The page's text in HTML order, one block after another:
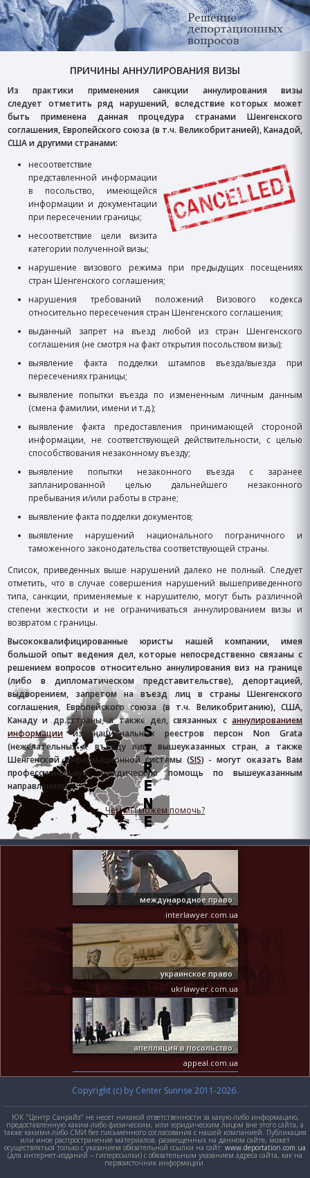
ПРИЧИНЫ АННУЛИРОВАНИЯ ВИЗЫ
Из практики применения санкции аннулирования визы
следует отметить ряд нарушений, вследствие которых может
быть применена данная процедура странами Шенгенского
соглашения, Европейского союза (в т.ч. Великобританией), Канадой,
США и другими странами:
несоответствие
представленной информации
в посольство, имеющейся
информации и документации
при пересечении границы;
несоответствие цели визита
категории полученной визы;
нарушение визового режима при предыдущих посещениях
стран Шенгенского соглашения;
нарушения требований положений Визового кодекса
относительно пересечения стран Шенгенского соглашения;
выданный запрет на въезд любой из стран Шенгенского
соглашения (не смотря на факт открытия посольством визы);
выявление факта подделки штампов въезда/выезда при
пересечениях границы;
выявление попытки въезда по измененным личным данным
(смена фамилии, имени и т.д.);
выявление факта предоставления принимающей стороной
информации, не соответствующей действительности, с целью
способствования незаконному въезду;
выявление попытки незаконного въезда с заранее
запланированной целью дальнейшего незаконного
пребывания и/или работы в стране;
выявление факта подделки документов;
выявление нарушений национального пограничного и
таможенного законодательства соответствующей страны.
Список, приведенных выше нарушений далеко не полный. Следует
отметить, что в случае совершения нарушений вышеприведенного
типа, санкции, применяемые к нарушителю, могут быть различной
степени жесткости и не ограничиваться аннулированием визы и
возвратом с границы.
Высококвалифицированные юристы нашей компании, имея
большой опыт ведения дел, которые непосредственно связаны с
решением вопросов относительно аннулирования виз на границе
(либо в дипломатическом представительстве), депортацией,
выдворением, запретом на въезд лиц в страны Шенгенского
соглашения, Европейского союза (в т.ч. Великобританию), США,
Канаду и др. страны, а также дел, связанных с аннулированием
информации из национальных реестров персон Non Grata
(нежелательных к въезду лиц) вышеуказанных стран, а также
Шенгенской информационной системы (SIS) - могут оказать Вам
профессиональную юридическую помощь по вышеуказанным
направлениям.
Чем мы можем помочь?
международное право
interlawyer.com.ua
украинское право
ukrlawyer.com.ua
апелляция в посольство
appeal.com.ua
Copyright (c) by Center Sunrise 2011-2026.
ЮК "Центр Санрайз" не несет никакой ответственности за какую-либо информацию,
предоставленную каким-либо физическим, или юридическим лицом вне этого сайта, а
также какими-либо СМИ без письменного согласования с нашей компанией. Публикация
или иное распространение материалов, размещенных на данном сайте, может
осуществляться только с указанием обязательной ссылки на сайт: www.deportation.com.ua
(для интернет-изданий – гиперссылки) с обязательным указанием адреса сайта, как на
первоисточник информации.